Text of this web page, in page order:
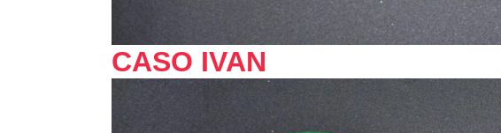
CASO IVAN